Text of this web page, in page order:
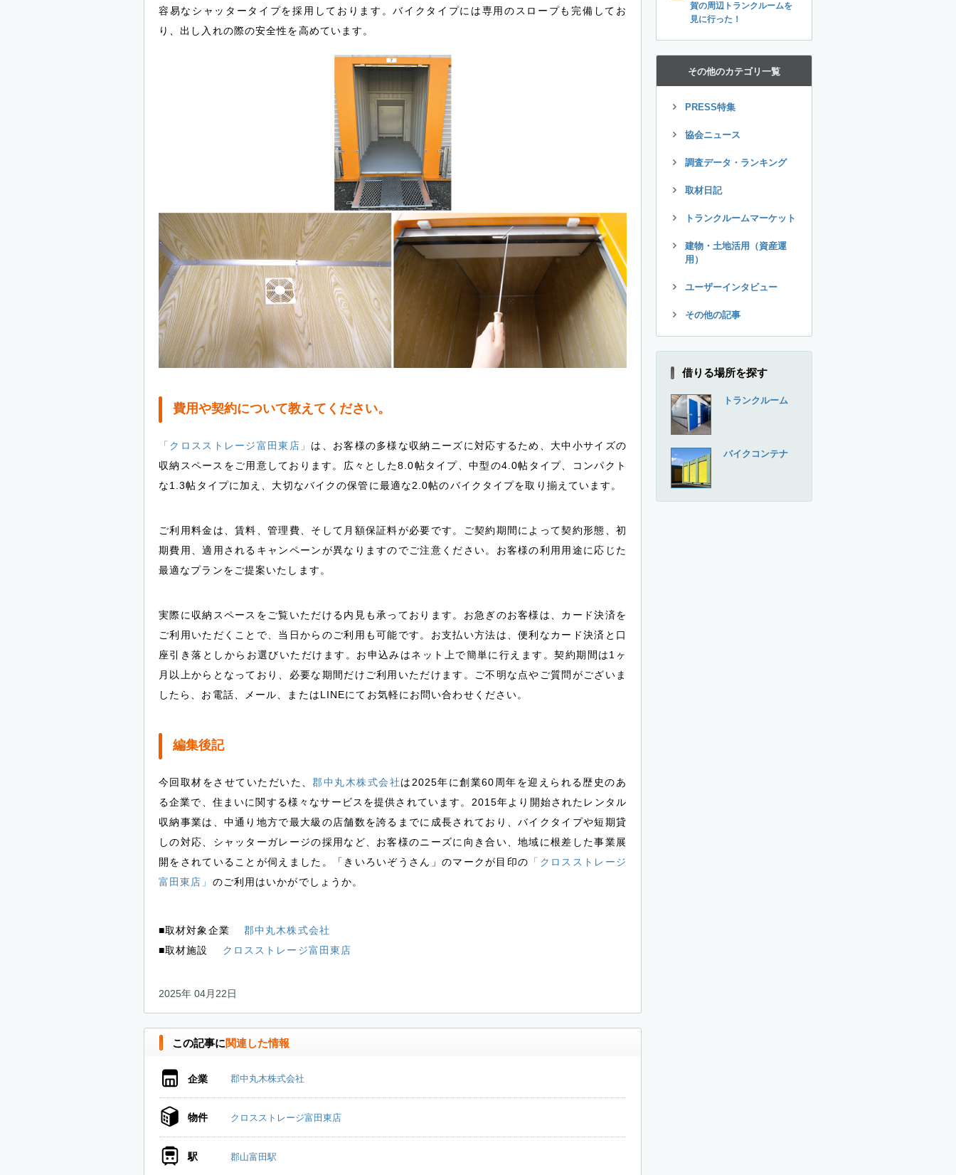
容易なシャッタータイプを採用しております。バイクタイプには専用のスロープも完備してお
り、出し入れの際の安全性を高めています。
費用や契約について教えてください。
「クロスストレージ富田東店」 は、お客様の多様な収納ニーズに対応するため、大中小サイズの
収納スペースをご用意しております。広々とした8.0帖タイプ、中型の4.0帖タイプ、コンパクト
な1.3帖タイプに加え、大切なバイクの保管に最適な2.0帖のバイクタイプを取り揃えています。
ご利用料金は、賃料、管理費、そして月額保証料が必要です。ご契約期間によって契約形態、初
期費用、適用されるキャンペーンが異なりますのでご注意ください。お客様の利用用途に応じた
最適なプランをご提案いたします。
実際に収納スペースをご覧いただける内見も承っております。お急ぎのお客様は、カード決済を
ご利用いただくことで、当日からのご利用も可能です。お支払い方法は、便利なカード決済と口
座引き落としからお選びいただけます。お申込みはネット上で簡単に行えます。契約期間は1ヶ
月以上からとなっており、必要な期間だけご利用いただけます。ご不明な点やご質問がございま
したら、お電話、メール、またはLINEにてお気軽にお問い合わせください。
編集後記
今回取材をさせていただいた、郡中丸木株式会社は2025年に創業60周年を迎えられる歴史のあ
る企業で、住まいに関する様々なサービスを提供されています。2015年より開始されたレンタル
収納事業は、中通り地方で最大級の店舗数を誇るまでに成長されており、バイクタイプや短期貸
しの対応、シャッターガレージの採用など、お客様のニーズに向き合い、地域に根差した事業展
開をされていることが伺えました。「きいろいぞうさん」のマークが目印の 「クロスストレージ
富田東店」 のご利用はいかがでしょうか。
■取材対象企業
郡中丸木株式会社
■取材施設
クロスストレージ富田東店
2025年 04月22日
賀の周辺トランクルームを
見に行った！
その他のカテゴリ一覧
PRESS特集
協会ニュース
調査データ・ランキング
取材日記
トランクルームマーケット
建物・土地活用（資産運
用）
ユーザーインタビュー
その他の記事
借りる場所を探す
トランクルーム
バイクコンテナ
この記事に関連した情報
企業 郡中丸木株式会社
物件 クロスストレージ富田東店
駅 郡山富田駅